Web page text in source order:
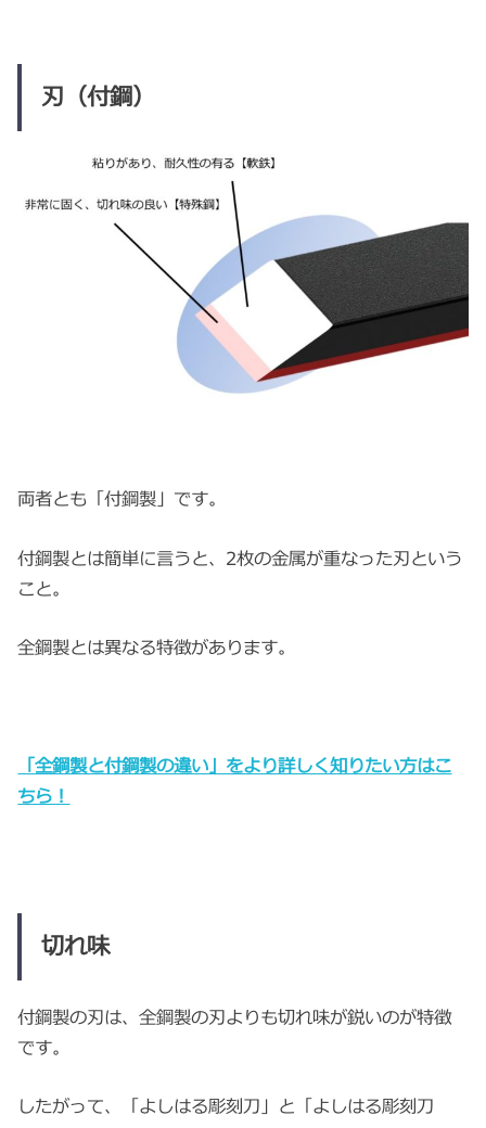
刃（付鋼）
両者とも「付鋼製」です。
付鋼製とは簡単に言うと、2枚の金属が重なった刃という
こと。
全鋼製とは異なる特徴があります。
「全鋼製と付鋼製の違い」をより詳しく知りたい方はこ
ちら！
切れ味
付鋼製の刃は、全鋼製の刃よりも切れ味が鋭いのが特徴
です。
したがって、「よしはる彫刻刀」と「よしはる彫刻刀